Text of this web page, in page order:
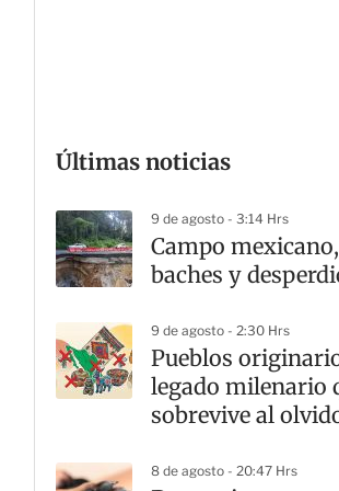
Últimas noticias
9 de agosto - 3:14 Hrs
Campo
baches y
9 de agosto - 2:30 Hrs
Pueblos
legado milenario
sobrevive al
8 de agosto - 20:47 Hrs